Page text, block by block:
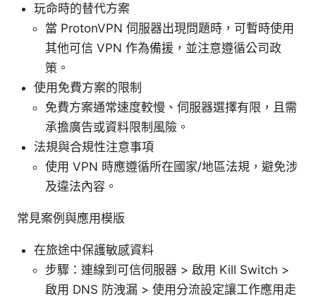
玩命時的替代方案
當 ProtonVPN 伺服器出現問題時，可暫時使用
其他可信 VPN 作為備援，並注意遵循公司政
策。
使用免費方案的限制
免費方案通常速度較慢、伺服器選擇有限，且需
承擔廣告或資料限制風險。
法規與合規性注意事項
使用 VPN 時應遵循所在國家/地區法規，避免涉
及違法內容。
常見案例與應用模版
在旅途中保護敏感資料
步驟：連線到可信伺服器 > 啟用 Kill Switch >
啟用 DNS 防洩漏 > 使用分流設定讓工作應用走